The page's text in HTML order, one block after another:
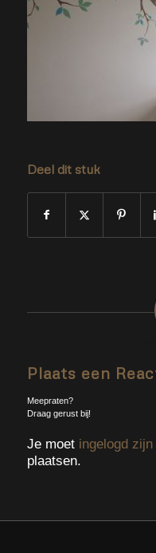
Deel dit stuk
Plaats een
Meepraten?
Draag gerust bij!
Je moet ingelogd zijn
plaatsen.